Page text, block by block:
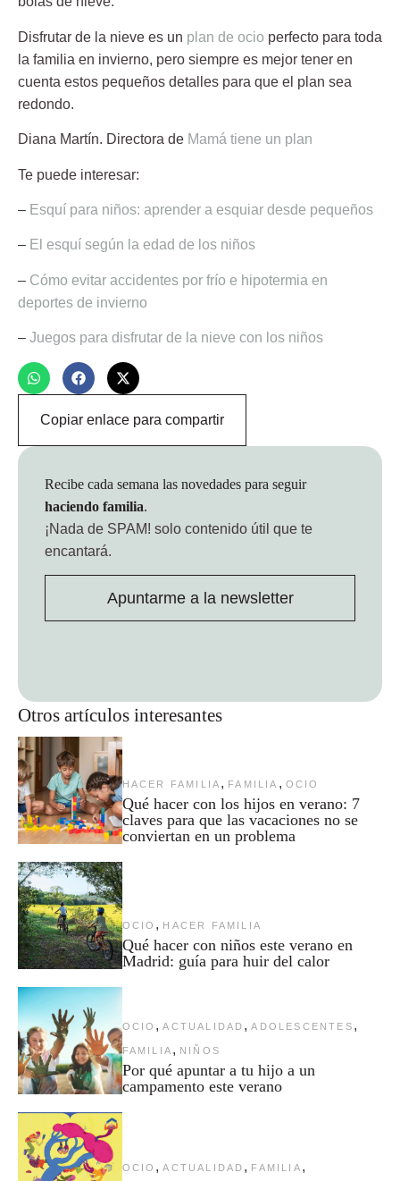
Disfrutar de la nieve es un plan de ocio perfecto para toda
la familia en invierno, pero siempre es mejor tener en
cuenta estos pequeños detalles para que el plan sea
redondo.
Diana Martín. Directora de Mamá tiene un plan
Te puede interesar:
– Esquí para niños: aprender a esquiar desde pequeños
– El esquí según la edad de los niños
– Cómo evitar accidentes por frío e hipotermia en
deportes de invierno
– Juegos para disfrutar de la nieve con los niños
Copiar enlace para compartir
Otros artículos interesantes
HACER FAMILIA , FAMILIA , OCIO
Qué hacer con los hijos en verano: 7
claves para que las vacaciones no se
conviertan en un problema
OCIO , HACER FAMILIA
Qué hacer con niños este verano en
Madrid: guía para huir del calor
OCIO , ACTUALIDAD , ADOLESCENTES ,
FAMILIA , NIÑOS
Por qué apuntar a tu hijo a un
campamento este verano
OCIO , ACTUALIDAD , FAMILIA ,
Recibe cada semana las novedades para seguir
haciendo familia.
¡Nada de SPAM! solo contenido útil que te
encantará.
Apuntarme a la newsletter